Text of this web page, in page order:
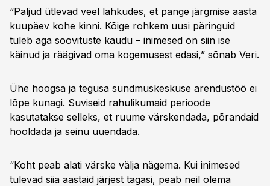
“Paljud ütlevad veel lahkudes, et pange järgmise aasta
kuupäev kohe kinni. Kõige rohkem uusi päringuid
tuleb aga soovituste kaudu – inimesed on siin ise
käinud ja räägivad oma kogemusest edasi,” sõnab Veri.
Ühe hoogsa ja tegusa sündmuskeskuse arendustöö ei
lõpe kunagi. Suviseid rahulikumaid perioode
kasutatakse selleks, et ruume värskendada, põrandaid
hooldada ja seinu uuendada.
“Koht peab alati värske välja nägema. Kui inimesed
tulevad siia aastaid järjest tagasi, peab neil olema